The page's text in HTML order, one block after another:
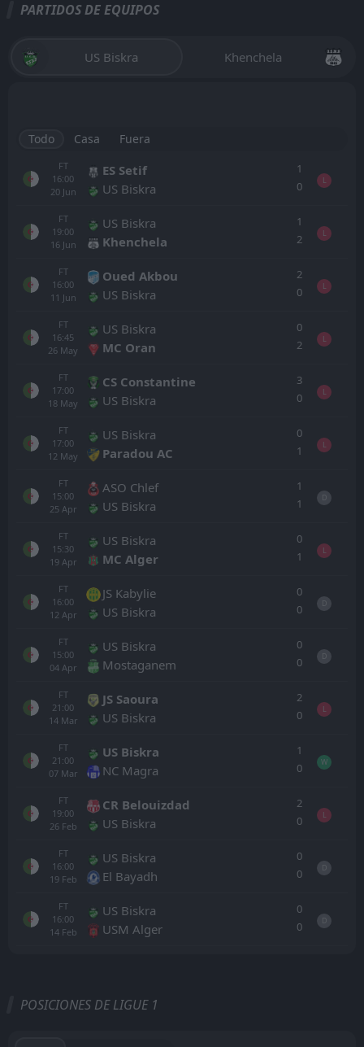
PARTIDOS DE EQUIPOS
US Biskra Khenchela
Todo Casa Fuera
FT
16:00
20 Jun
ES Setif
US Biskra
1
0
L
FT
19:00
16 Jun
US Biskra
Khenchela
1
2
L
FT
16:00
11 Jun
Oued Akbou
US Biskra
2
0
L
FT
16:45
26 May
US Biskra
MC Oran
0
2
L
FT
17:00
18 May
CS Constantine
US Biskra
3
0
L
FT
17:00
12 May
US Biskra
Paradou AC
0
1
L
FT
15:00
25 Apr
ASO Chlef
US Biskra
1
1
D
FT
15:30
19 Apr
US Biskra
MC Alger
0
1
L
FT
16:00
12 Apr
JS Kabylie
US Biskra
0
0
D
FT
15:00
04 Apr
US Biskra
Mostaganem
0
0
D
FT
21:00
14 Mar
JS Saoura
US Biskra
2
0
L
FT
21:00
07 Mar
US Biskra
NC Magra
1
0
W
FT
19:00
26 Feb
CR Belouizdad
US Biskra
2
0
L
FT
16:00
19 Feb
US Biskra
El Bayadh
0
0
D
FT
16:00
14 Feb
US Biskra
USM Alger
0
0
D
POSICIONES DE LIGUE 1